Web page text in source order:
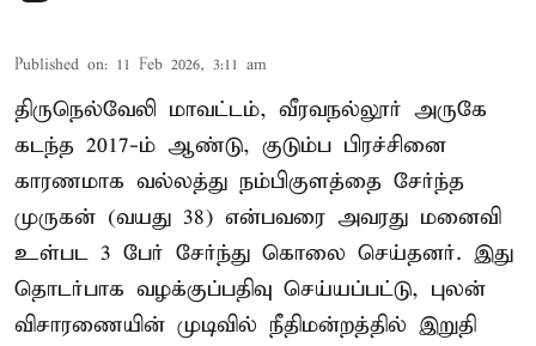
Published on: 11 Feb 2026, 3:11 am
திருநெல்வேலி மாவட்டம், வீரவநல்லூர் அருகே
கடந்த 2017-ம் ஆண்டு, குடும்ப பிரச்சினை
காரணமாக வல்லத்து நம்பிகுளத்தை சேர்ந்த
முருகன் (வயது 38) என்பவரை அவரது மனைவி
உள்பட 3 பேர் சேர்ந்து கொலை செய்தனர். இது
தொடர்பாக வழக்குப்பதிவு செய்யப்பட்டு, புலன்
விசாரணையின் முடிவில் நீதிமன்றத்தில் இறுதி